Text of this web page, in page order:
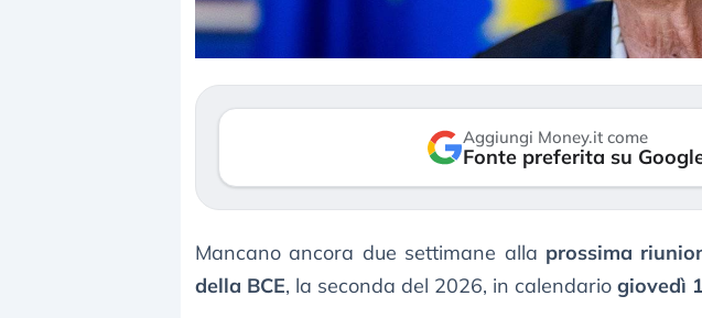
Aggiungi Money.it come
Fonte preferita su
Mancano ancora due settimane alla prossima
della BCE, la seconda del 2026, in calendario giovedì
Dalle valutazioni estreme alla
correzione. Cosa sta guidando il
repricing degli asset?
3 agosto 2026
«La
in
della
30 luglio